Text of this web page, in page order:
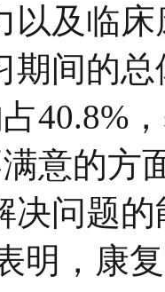
以及临
期间的
40.8%
意的方
决问题
明，康